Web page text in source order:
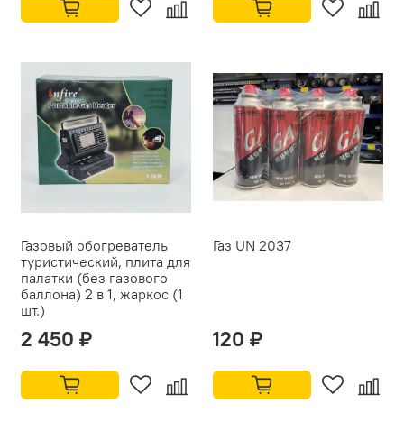
Газовый обогреватель
туристический, плита для
палатки (без газового
баллона) 2 в 1, жаркос (1
шт.)
2 450 ₽
Газ UN 2037
120 ₽